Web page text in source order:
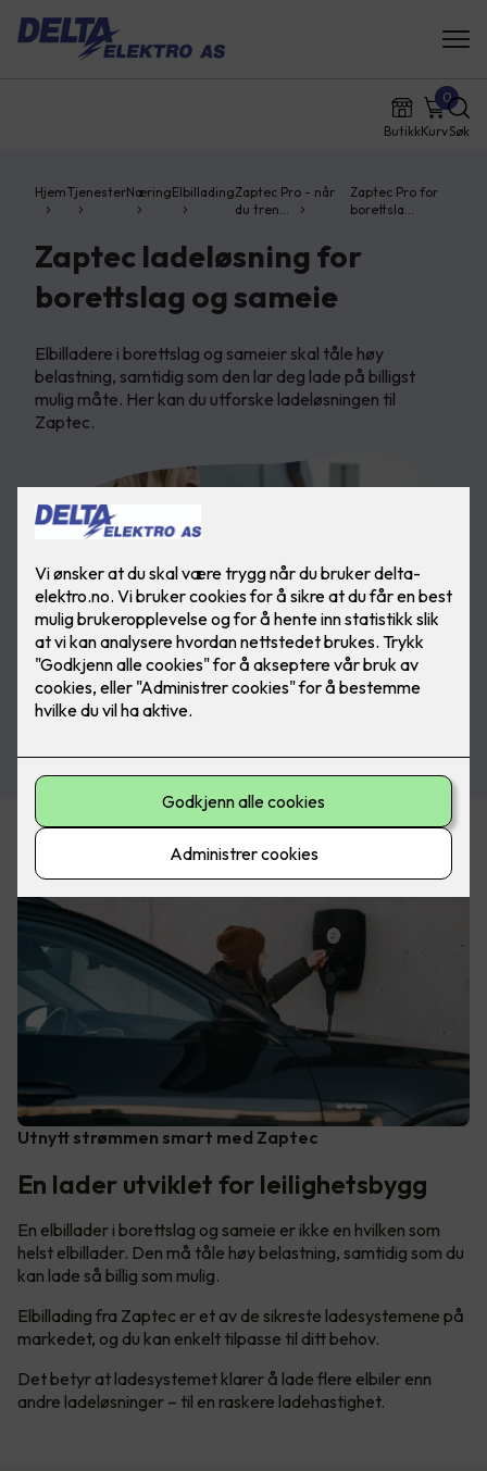
ButikkKurv
0
Søk
HjemTjenesterNæringElbilladingZaptec Pro - når
du tren…
Zaptec Pro for
borettsla…
Zaptec ladeløsning for
borettslag og sameie
Elbilladere i borettslag og sameier skal tåle høy
belastning, samtidig som den lar deg lade på billigst
mulig måte. Her kan du utforske ladeløsningen til
Zaptec.
Utnytt strømmen smart med Zaptec
En lader utviklet for leilighetsbygg
En elbillader i borettslag og sameie er ikke en hvilken som
helst elbillader. Den må tåle høy belastning, samtidig som du
kan lade så billig som mulig.
Elbillading fra Zaptec er et av de sikreste ladesystemene på
markedet, og du kan enkelt tilpasse til ditt behov.
Det betyr at ladesystemet klarer å lade flere elbiler enn
andre ladeløsninger – til en raskere ladehastighet.